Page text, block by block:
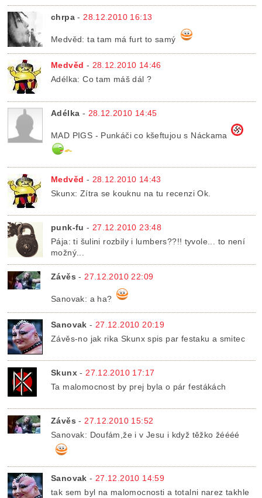
chrpa -28.12.2010 16:13
Medvěd: ta tam má furt to samý
Medvěd - 28.12.2010 14:46
Adélka: Co tam máš dál ?
Adélka - 28.12.2010 14:45
MAD PIGS - Punkáči co kšeftujou s Náckama
Medvěd - 28.12.2010 14:43
Skunx: Zítra se kouknu na tu recenzi Ok.
punk-fu - 27.12.2010 23:48
Pája: ti šulini rozbily i lumbers??!! tyvole... to není
možný...
Závěs - 27.12.2010 22:09
Sanovak: a ha?
Sanovak - 27.12.2010 20:19
Závěs-no jak rika Skunx spis par festaku a smitec
Skunx - 27.12.2010 17:17
Ta malomocnost by prej byla o pár festákách
Závěs - 27.12.2010 15:52
Sanovak: Doufám,že i v Jesu i když těžko žéééé
Sanovak - 27.12.2010 14:59
tak sem byl na malomocnosti a totalni narez takhle